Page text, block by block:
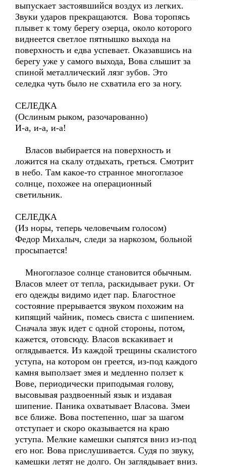
выпускает застоявшийся воздух из легких.
Звуки ударов прекращаются. Вова торопясь
плывет к тому берегу озерца, около которого
виднеется светлое пятнышко выхода на
поверхность и едва успевает. Оказавшись на
берегу уже у самого выхода, Вова слышит за
спиной металлический лязг зубов. Это
селедка чуть было не схватила его за ногу.
СЕЛЕДКА
(Ослиным рыком, разочарованно)
И-а, и-а, и-а!
Власов выбирается на поверхность и
ложится на скалу отдыхать, греться. Смотрит
в небо. Там какое-то странное многоглазое
солнце, похожее на операционный
светильник.
СЕЛЕДКА
(Из норы, теперь человечьим голосом)
Федор Михалыч, следи за наркозом, больной
просыпается!
Многоглазое солнце становится обычным.
Власов млеет от тепла, раскидывает руки. От
его одежды видимо идет пар. Благостное
состояние прерывается звуком похожим на
кипящий чайник, помесь свиста с шипением.
Сначала звук идет с одной стороны, потом,
кажется, отовсюду. Власов вскакивает и
оглядывается. Из каждой трещины скалистого
уступа, на котором он греется, из-под каждого
камня выползает змея и медленно ползет к
Вове, периодически приподымая голову,
высовывая раздвоенный язык и издавая
шипение. Паника охватывает Власова. Змеи
все ближе. Вова постепенно, шаг за шагом
отступает и скоро оказывается на краю
уступа. Мелкие камешки сыпятся вниз из-под
его ног. Вова прислушивается. Судя по звуку,
камешки летят не долго. Он заглядывает вниз.